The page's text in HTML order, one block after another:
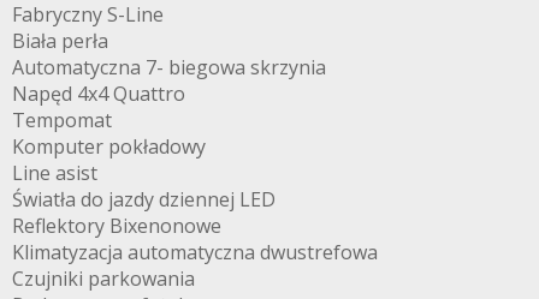
Fabryczny S-Line
Biała perła
Automatyczna 7- biegowa skrzynia
Napęd 4x4 Quattro
Tempomat
Komputer pokładowy
Line asist
Światła do jazdy dziennej LED
Reflektory Bixenonowe
Klimatyzacja automatyczna dwustrefowa
Czujniki parkowania